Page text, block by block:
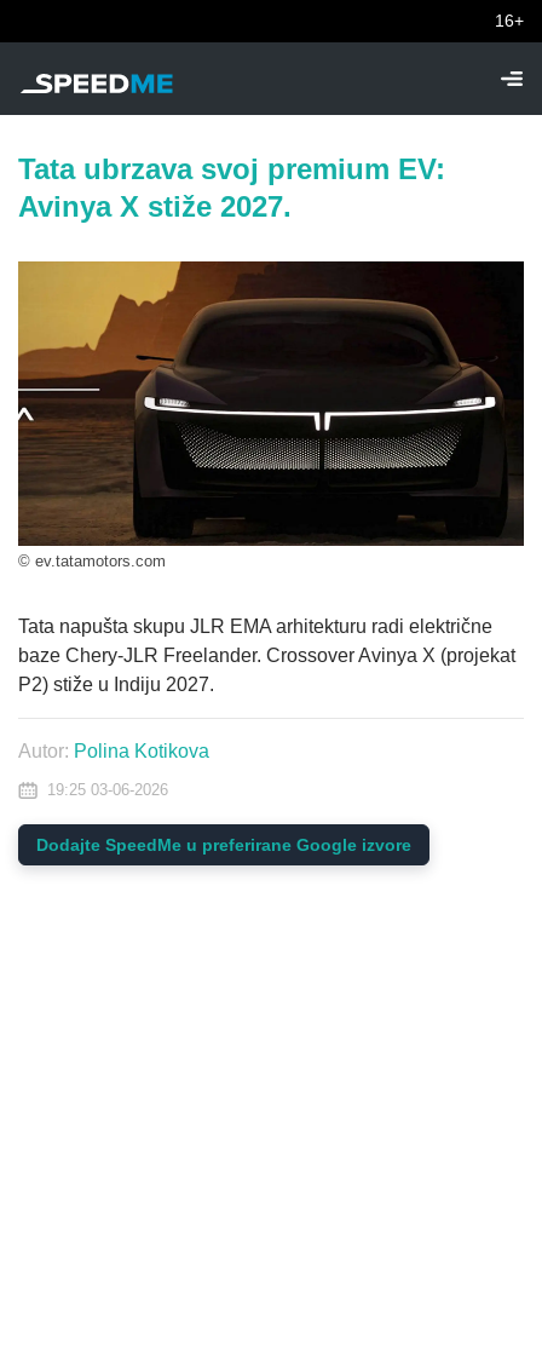
16+
Tata ubrzava svoj premium EV:
Avinya X stiže 2027.
© ev.tatamotors.com
Tata napušta skupu JLR EMA arhitekturu radi električne
baze Chery-JLR Freelander. Crossover Avinya X (projekat
P2) stiže u Indiju 2027.
Autor: Polina Kotikova
19:25 03-06-2026
Dodajte SpeedMe u preferirane Google izvore